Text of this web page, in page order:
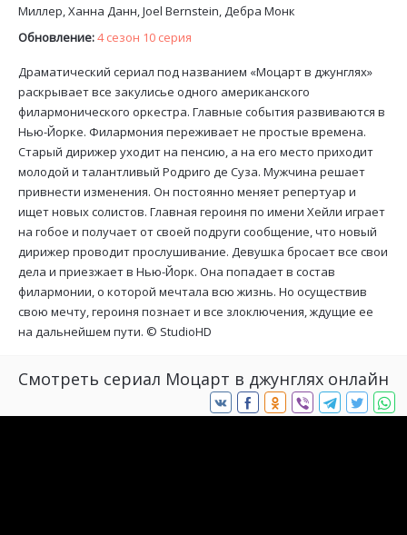
Миллер, Ханна Данн, Joel Bernstein, Дебра Монк
Обновление:4 сезон 10 серия
Драматический сериал под названием «Моцарт в джунглях»
раскрывает все закулисье одного американского
филармонического оркестра. Главные события развиваются в
Нью-Йорке. Филармония переживает не простые времена.
Старый дирижер уходит на пенсию, а на его место приходит
молодой и талантливый Родриго де Суза. Мужчина решает
привнести изменения. Он постоянно меняет репертуар и
ищет новых солистов. Главная героиня по имени Хейли играет
на гобое и получает от своей подруги сообщение, что новый
дирижер проводит прослушивание. Девушка бросает все свои
дела и приезжает в Нью-Йорк. Она попадает в состав
филармонии, о которой мечтала всю жизнь. Но осуществив
свою мечту, героиня познает и все злоключения, ждущие ее
на дальнейшем пути. © StudioHD
Смотреть сериал Моцарт в джунглях онлайн